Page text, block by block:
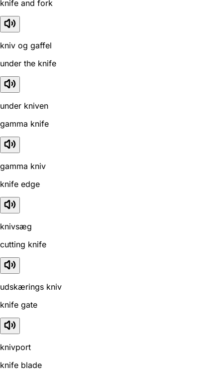
knife and fork
kniv og gaffel
under the knife
under kniven
gamma knife
gamma kniv
knife edge
knivsæg
cutting knife
udskærings kniv
knife gate
knivport
knife blade